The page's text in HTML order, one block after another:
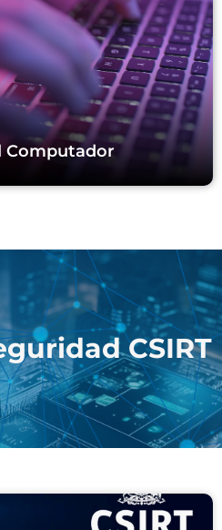
Computador
CSIRT